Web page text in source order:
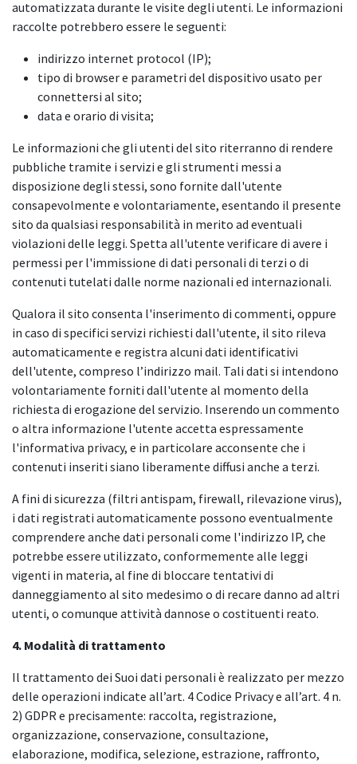
automatizzata durante le visite degli utenti. Le informazioni
raccolte potrebbero essere le seguenti:
indirizzo internet protocol (IP);
tipo di browser e parametri del dispositivo usato per
connettersi al sito;
data e orario di visita;
Le informazioni che gli utenti del sito riterranno di rendere
pubbliche tramite i servizi e gli strumenti messi a
disposizione degli stessi, sono fornite dall'utente
consapevolmente e volontariamente, esentando il presente
sito da qualsiasi responsabilità in merito ad eventuali
violazioni delle leggi. Spetta all'utente verificare di avere i
permessi per l'immissione di dati personali di terzi o di
contenuti tutelati dalle norme nazionali ed internazionali.
Qualora il sito consenta l'inserimento di commenti, oppure
in caso di specifici servizi richiesti dall'utente, il sito rileva
automaticamente e registra alcuni dati identificativi
dell'utente, compreso l’indirizzo mail. Tali dati si intendono
volontariamente forniti dall'utente al momento della
richiesta di erogazione del servizio. Inserendo un commento
o altra informazione l'utente accetta espressamente
l'informativa privacy, e in particolare acconsente che i
contenuti inseriti siano liberamente diffusi anche a terzi.
A fini di sicurezza (filtri antispam, firewall, rilevazione virus),
i dati registrati automaticamente possono eventualmente
comprendere anche dati personali come l'indirizzo IP, che
potrebbe essere utilizzato, conformemente alle leggi
vigenti in materia, al fine di bloccare tentativi di
danneggiamento al sito medesimo o di recare danno ad altri
utenti, o comunque attività dannose o costituenti reato.
4. Modalità di trattamento
Il trattamento dei Suoi dati personali è realizzato per mezzo
delle operazioni indicate all’art. 4 Codice Privacy e all’art. 4 n.
2) GDPR e precisamente: raccolta, registrazione,
organizzazione, conservazione, consultazione,
elaborazione, modifica, selezione, estrazione, raffronto,